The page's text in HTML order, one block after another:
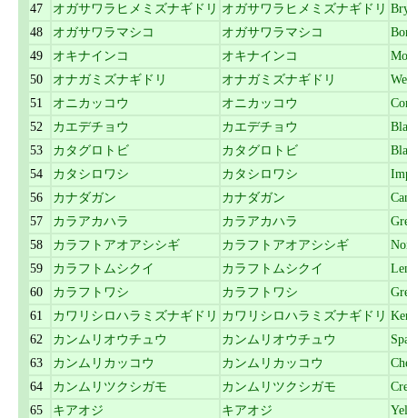
47
オガサワラヒメミズナギドリ オガサワラヒメミズナギドリ
48
オガサワラマシコ オガサワラマシコ
49
オキナインコ オキナインコ
50
オナガミズナギドリ オナガミズナギドリ
51
オニカッコウ オニカッコウ
52
カエデチョウ カエデチョウ
53
カタグロトビ カタグロトビ
54
カタシロワシ カタシロワシ
56
カナダガン カナダガン
57
カラアカハラ カラアカハラ
58
カラフトアオアシシギ カラフトアオアシシギ
59
カラフトムシクイ カラフトムシクイ
60
カラフトワシ カラフトワシ
61
カワリシロハラミズナギドリ カワリシロハラミズナギドリ
62
カンムリオウチュウ カンムリオウチュウ
63
カンムリカッコウ カンムリカッコウ
64
カンムリツクシガモ カンムリツクシガモ
65
キアオジ キアオジ